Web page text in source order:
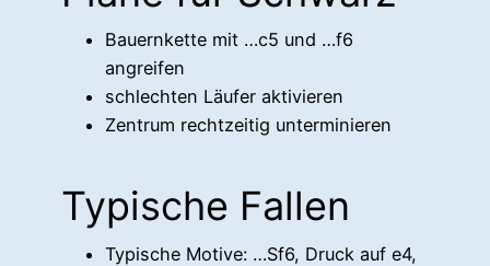
Bauernkette mit …c5 und …f6
angreifen
schlechten Läufer aktivieren
Zentrum rechtzeitig unterminieren
Typische Fallen
Typische Motive: …Sf6, Druck auf e4,